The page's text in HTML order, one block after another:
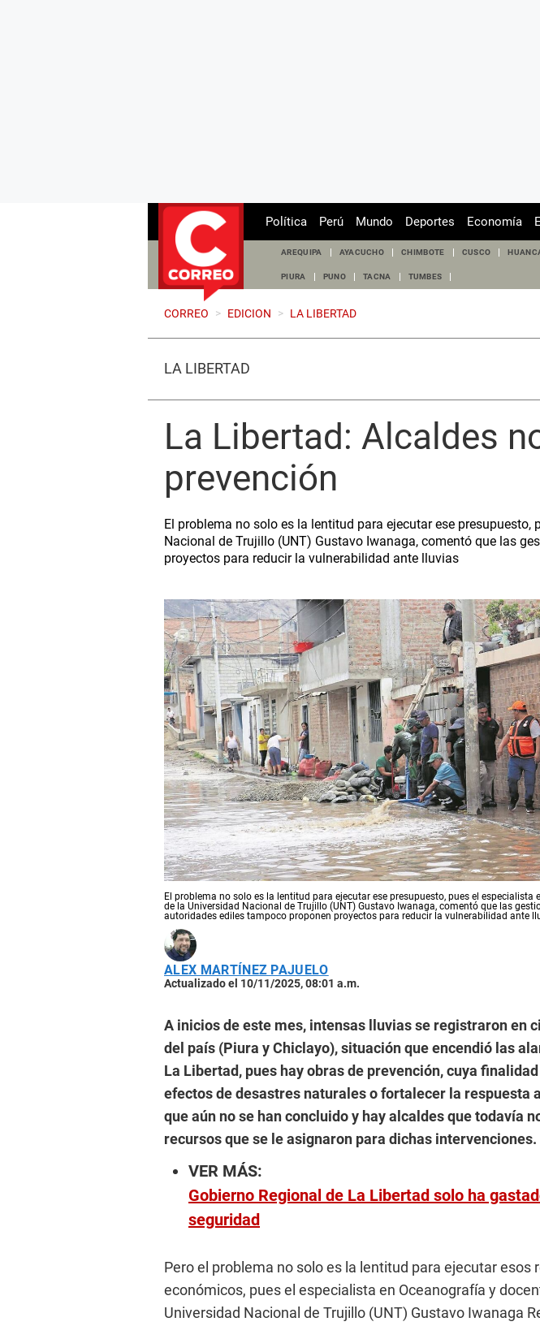
Política Perú Mundo Deportes Economía
AREQUIPA AYACUCHO CHIMBOTE CUSCO
PIURA PUNO TACNA TUMBES
CORREO > EDICION > LA LIBERTAD
LA LIBERTAD
La Libertad: Alcaldes
prevención
El problema no solo es la lentitud para ejecutar ese
Nacional de Trujillo (UNT) Gustavo Iwanaga, comentó que las
proyectos para reducir la vulnerabilidad ante lluvias
El problema no solo es la lentitud para ejecutar ese presupuesto, pues el especialista
de la Universidad Nacional de Trujillo (UNT) Gustavo Iwanaga, comentó que las
autoridades ediles tampoco proponen proyectos para reducir la vulnerabilidad ante
ALEX MARTÍNEZ PAJUELO
Actualizado el 10/11/2025, 08:01 a.m.
A inicios de este mes, intensas lluvias se registraron en
del país (Piura y Chiclayo), situación que encendió las
La Libertad, pues hay obras de prevención, cuya
efectos de desastres naturales o fortalecer la respuesta
que aún no se han concluido y hay alcaldes que todavía
recursos que se le asignaron para dichas intervenciones.
VER MÁS:
Gobierno Regional de La Libertad solo ha
seguridad
Pero el problema no solo es la lentitud para ejecutar esos
económicos, pues el especialista en Oceanografía y
Universidad Nacional de Trujillo (UNT) Gustavo Iwanaga